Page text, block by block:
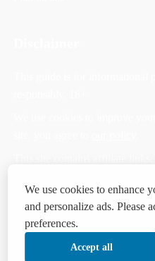
If you are struggling with
We use cookies to enhance
and personalize ads. Please
preferences.
Accept all